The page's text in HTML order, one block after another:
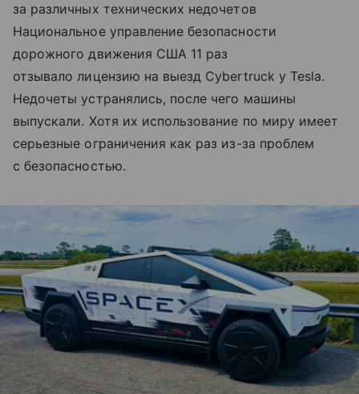
за различных технических недочетов
Национальное управление безопасности
дорожного движения США 11 раз
отзывало лицензию на выезд Cybertruck у Tesla.
Недочеты устранялись, после чего машины
выпускали. Хотя их использование по миру имеет
серьезные ограничения как раз из-за проблем
с безопасностью.